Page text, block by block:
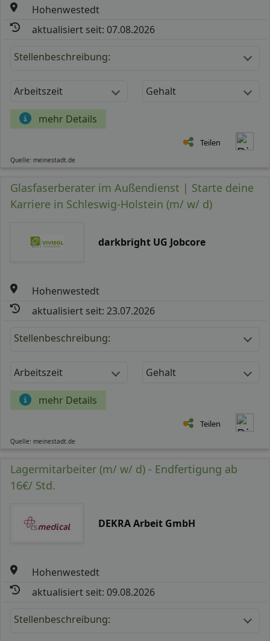
Hohenwestedt
aktualisiert seit: 07.08.2026
Stellenbeschreibung:
Arbeitszeit Gehalt
mehr Details
Teilen
Quelle: meinestadt.de
Glasfaserberater im Außendienst | Starte deine
Karriere in Schleswig-Holstein (m/ w/ d)
darkbright UG Jobcore
Hohenwestedt
aktualisiert seit: 23.07.2026
Stellenbeschreibung:
Arbeitszeit Gehalt
mehr Details
Teilen
Quelle: meinestadt.de
Lagermitarbeiter (m/ w/ d) - Endfertigung ab
16€/ Std.
DEKRA Arbeit GmbH
Hohenwestedt
aktualisiert seit: 09.08.2026
Stellenbeschreibung: